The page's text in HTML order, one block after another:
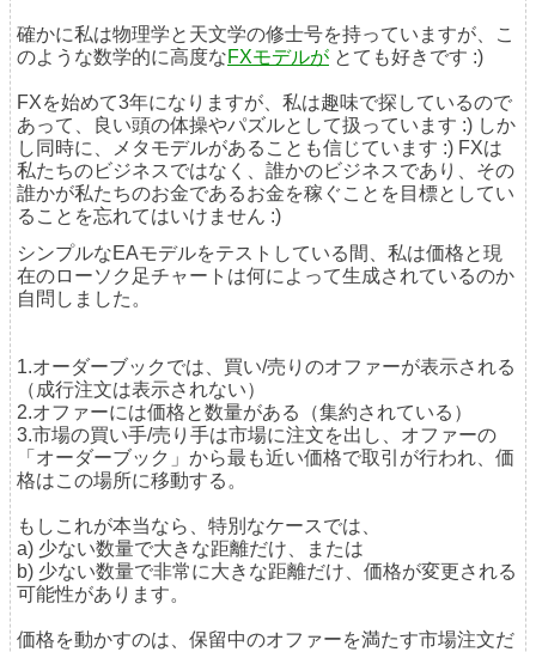
確かに私は物理学と天文学の修士号を持っていますが、こ
のような数学的に高度なFXモデルが とても好きです :)
FXを始めて3年になりますが、私は趣味で探しているので
あって、良い頭の体操やパズルとして扱っています :) しか
し同時に、メタモデルがあることも信じています :) FXは
私たちのビジネスではなく、誰かのビジネスであり、その
誰かが私たちのお金であるお金を稼ぐことを目標としてい
ることを忘れてはいけません :)
シンプルなEAモデルをテストしている間、私は価格と現
在のローソク足チャートは何によって生成されているのか
自問しました。
1.オーダーブックでは、買い/売りのオファーが表示される
（成行注文は表示されない）
2.オファーには価格と数量がある（集約されている）
3.市場の買い手/売り手は市場に注文を出し、オファーの
「オーダーブック」から最も近い価格で取引が行われ、価
格はこの場所に移動する。
もしこれが本当なら、特別なケースでは、
a) 少ない数量で大きな距離だけ、または
b) 少ない数量で非常に大きな距離だけ、 価格が変更される
可能性があります。
価格を動かすのは、保留中のオファーを満たす市場注文だ